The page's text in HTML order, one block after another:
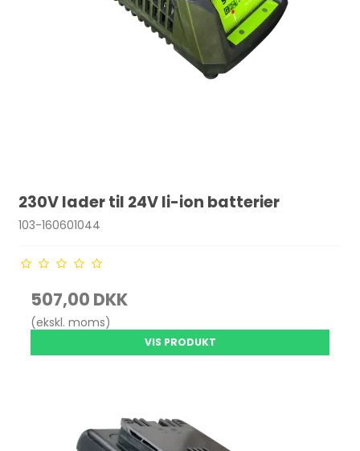
230V lader til 24V li-ion batterier
103-160601044
507,00 DKK
(ekskl. moms)
VIS PRODUKT